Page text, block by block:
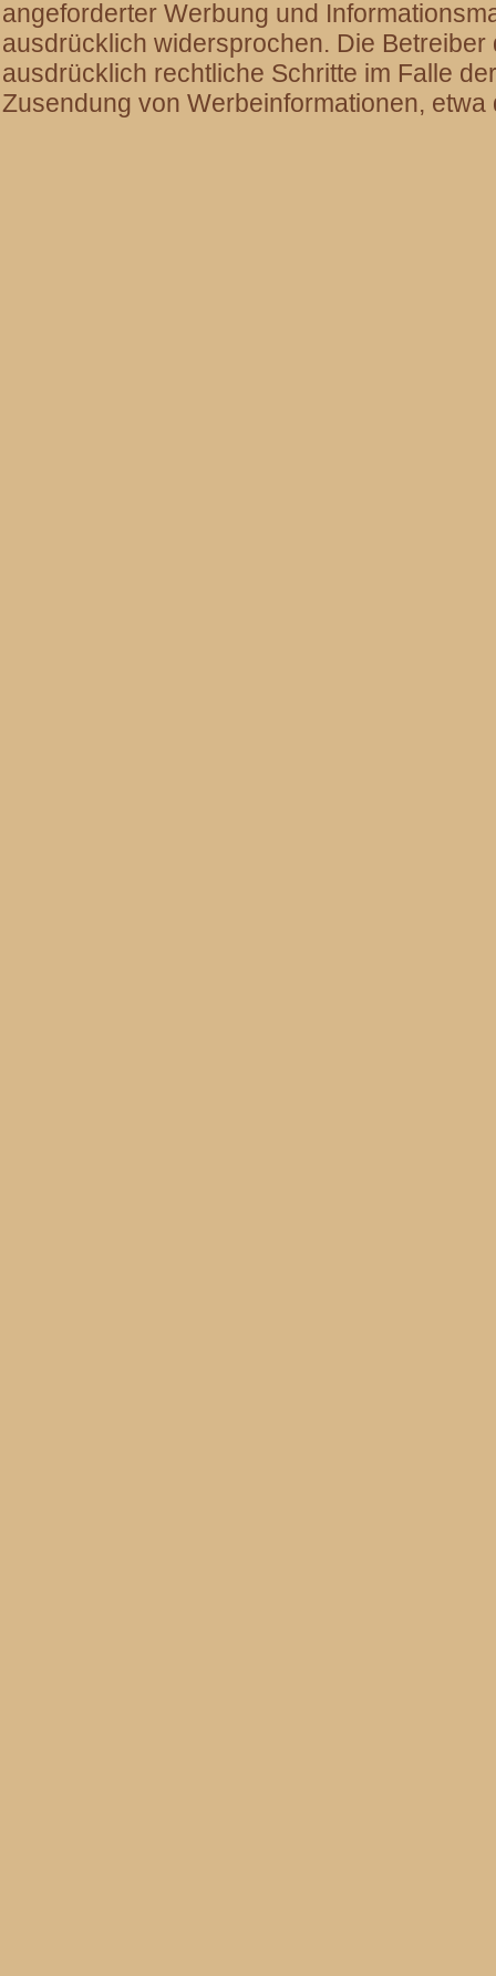
angeforderter Werbung und
ausdrücklich widersprochen. Die
ausdrücklich rechtliche Schritte im Falle
Zusendung von Werbeinformationen,